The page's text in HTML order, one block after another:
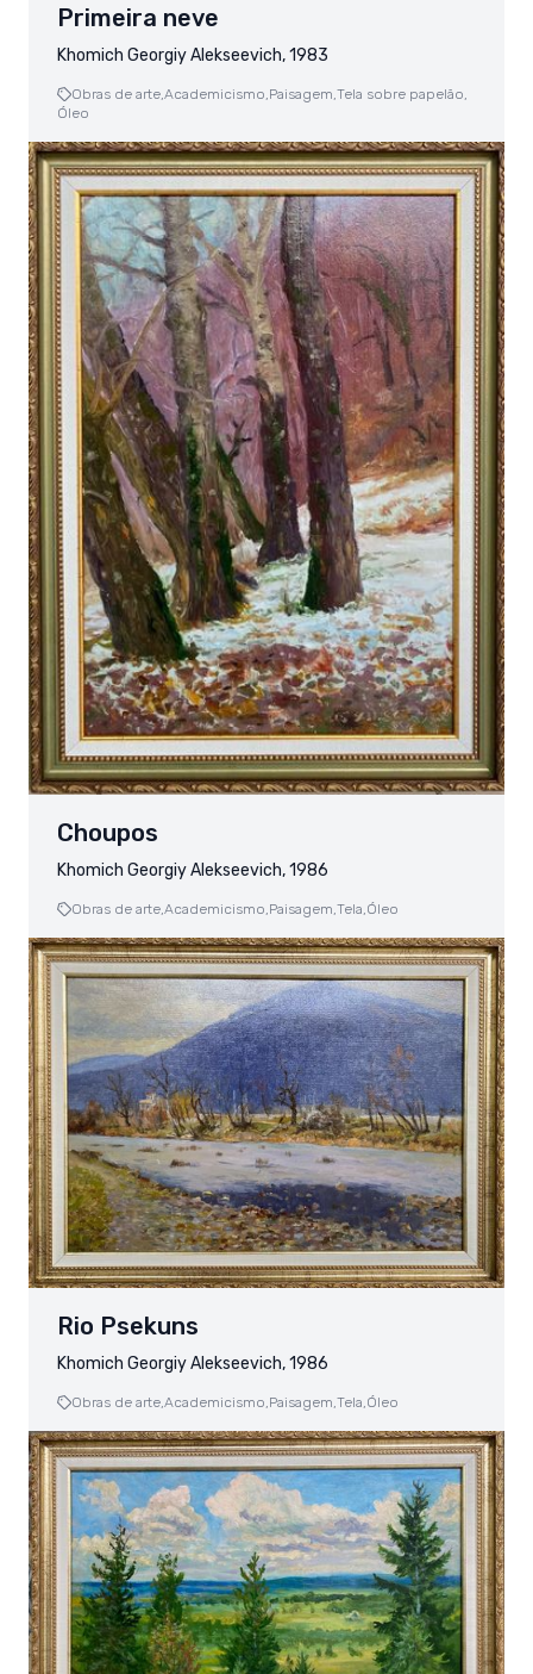
Primeira neve
Khomich Georgiy Alekseevich, 1983
Obras de arte, Academicismo, Paisagem, Tela sobre papelão,
Óleo
Choupos
Khomich Georgiy Alekseevich, 1986
Obras de arte, Academicismo, Paisagem, Tela, Óleo
Rio Psekuns
Khomich Georgiy Alekseevich, 1986
Obras de arte,Academicismo,Paisagem,Tela,Óleo